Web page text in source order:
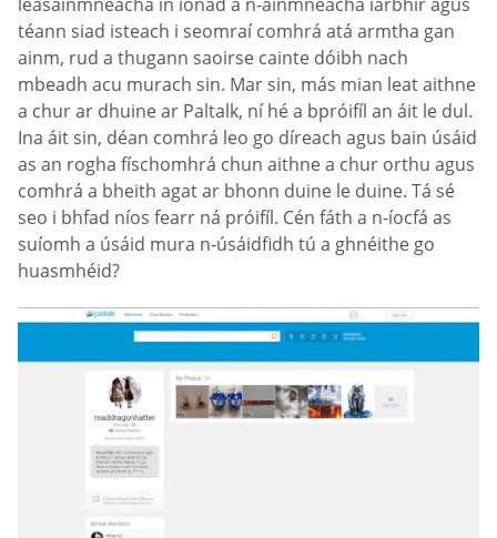
téann siad isteach i seomraí comhrá atá armtha gan
ainm, rud a thugann saoirse cainte dóibh nach
mbeadh acu murach sin. Mar sin, más mian leat aithne
a chur ar dhuine ar Paltalk, ní hé a bpróifíl an áit le dul.
Ina áit sin, déan comhrá leo go díreach agus bain úsáid
as an rogha físchomhrá chun aithne a chur orthu agus
comhrá a bheith agat ar bhonn duine le duine. Tá sé
seo i bhfad níos fearr ná próifíl. Cén fáth a n-íocfá as
suíomh a úsáid mura n-úsáidfidh tú a ghnéithe go
huasmhéid?